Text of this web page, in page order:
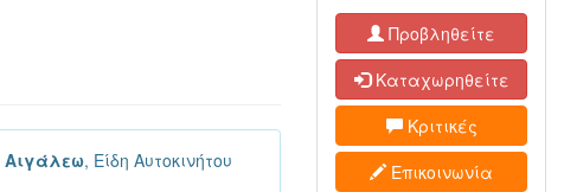
Αιγάλεω, Είδη Αυτοκινήτου
Προβληθείτε
Καταχωρηθείτε
Κριτικές
Επικοινωνία